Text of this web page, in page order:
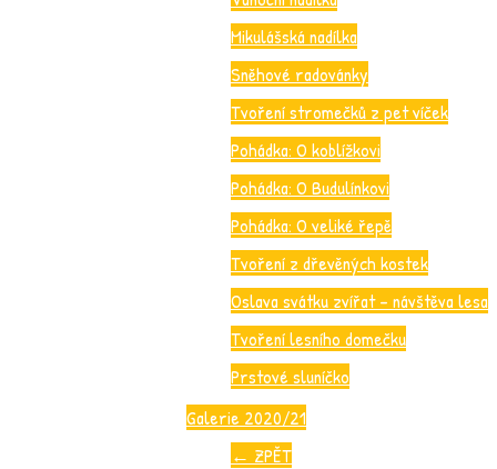
Mikulášská nadílka
Sněhové radovánky
Tvoření stromečků z pet víček
Pohádka: O koblížkovi
Pohádka: O Budulínkovi
Pohádka: O veliké řepě
Tvoření z dřevěných kostek
Oslava svátku zvířat – návštěva lesa
Tvoření lesního domečku
Prstové sluníčko
Galerie 2020/21
← ZPĚT